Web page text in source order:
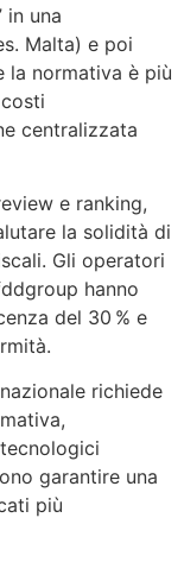
in una
Malta) e poi
la normativa è più
centralizzata
e ranking,
la solidità di
Gli operatori
hanno
del 30 % e
richiede
garantire una
più